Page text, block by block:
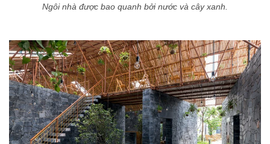
Ngôi nhà được bao quanh bởi nước và cây xanh.